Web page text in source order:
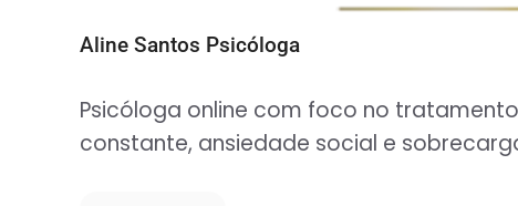
Aline Santos Psicóloga
Psicóloga online com foco no
constante, ansiedade social e